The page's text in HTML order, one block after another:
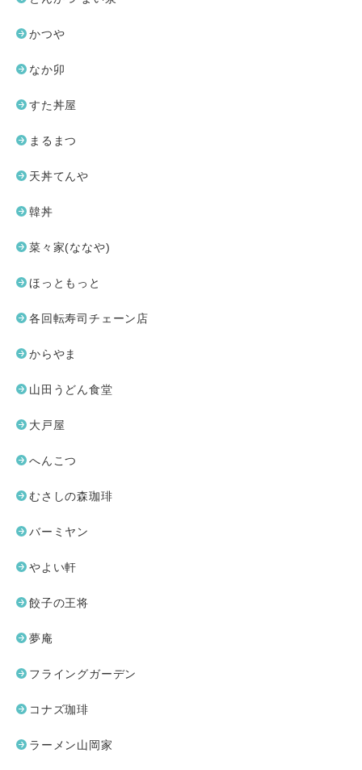
かつや
なか卯
すた丼屋
まるまつ
天丼てんや
韓丼
菜々家(ななや)
ほっともっと
各回転寿司チェーン店
からやま
山田うどん食堂
大戸屋
へんこつ
むさしの森珈琲
バーミヤン
やよい軒
餃子の王将
夢庵
フライングガーデン
コナズ珈琲
ラーメン山岡家